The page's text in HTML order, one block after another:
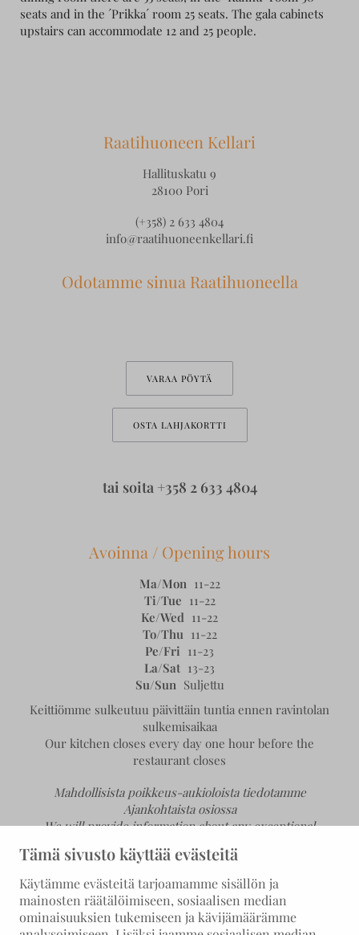
Tämä sivusto käyttää evästeitä
Käytämme evästeitä tarjoamamme sisällön ja
mainosten räätälöimiseen, sosiaalisen median
ominaisuuksien tukemiseen ja kävijämäärämme
seats and in the ´Prikka´ room 25 seats. The gala cabinets
upstairs can accommodate 12 and 25 people.
Raatihuoneen Kellari
Hallituskatu 9
28100 Pori
(+358) 2 633 4804
info@raatihuoneenkellari.fi
Odotamme sinua Raatihuoneella
VARAA PÖYTÄ
OSTA LAHJAKORTTI
tai soita +358 2 633 4804
Avoinna / Opening hours
Ma/Mon 11-22
Ti/Tue 11-22
Ke/Wed 11-22
To/Thu 11-22
Pe/Fri 11-23
La/Sat 13-23
Su/Sun Suljettu
Keittiömme sulkeutuu päivittäin tuntia ennen ravintolan
sulkemisaikaa
Our kitchen closes every day one hour before the
restaurant closes
Mahdollisista poikkeus-aukioloista tiedotamme
Ajankohtaista osiossa
We will provide information about any exceptional